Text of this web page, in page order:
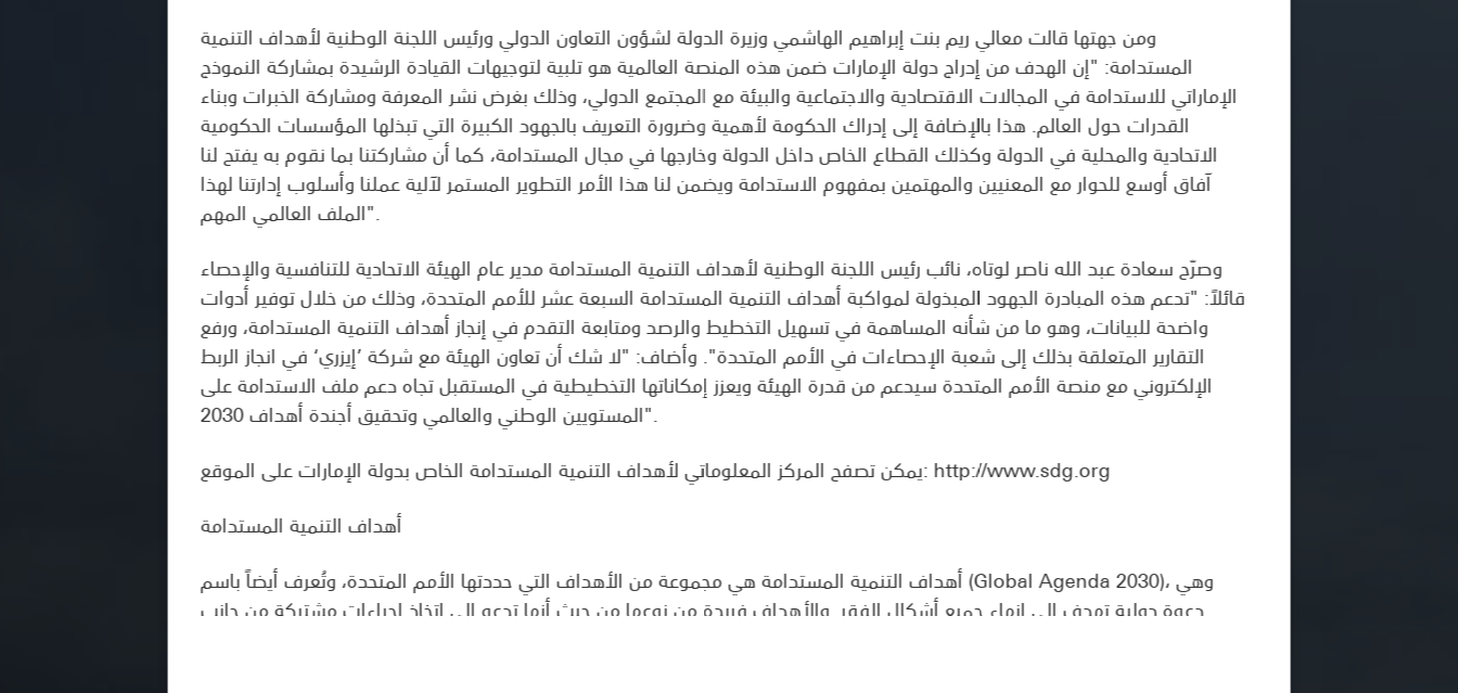
ومن جهتها قالت معالي ريم بنت إبراهيم الهاشمي وزيرة الدولة لشؤون التعاون الدولي ورئيس اللجنة الوطنية لأهداف التنمية
المستدامة: "إن الهدف من إدراج دولة الإمارات ضمن هذه المنصة العالمية هو تلبية لتوجيهات القيادة الرشيدة بمشاركة النموذج
الإماراتي للاستدامة في المجالات الاقتصادية والاجتماعية والبيئة مع المجتمع الدولي، وذلك بغرض نشر المعرفة ومشاركة الخبرات وبناء
القدرات حول العالم. هذا بالإضافة إلى إدراك الحكومة لأهمية وضرورة التعريف بالجهود الكبيرة التي تبذلها المؤسسات الحكومية
الاتحادية والمحلية في الدولة وكذلك القطاع الخاص داخل الدولة وخارجها في مجال المستدامة، كما أن مشاركتنا بما نقوم به يفتح لنا
آفاق أوسع للحوار مع المعنيين والمهتمين بمفهوم الاستدامة ويضمن لنا هذا الأمر التطوير المستمر لآلية عملنا وأسلوب إدارتنا لهذا
الملف العالمي المهم".
وصرّح سعادة عبد الله ناصر لوتاه، نائب رئيس اللجنة الوطنية لأهداف التنمية المستدامة مدير عام الهيئة الاتحادية للتنافسية والإحصاء
قائلاً: "تدعم هذه المبادرة الجهود المبذولة لمواكبة أهداف التنمية المستدامة السبعة عشر للأمم المتحدة، وذلك من خلال توفير أدوات
واضحة للبيانات، وهو ما من شأنه المساهمة في تسهيل التخطيط والرصد ومتابعة التقدم في إنجاز أهداف التنمية المستدامة، ورفع
التقارير المتعلقة بذلك إلى شعبة الإحصاءات في الأمم المتحدة". وأضاف: "لا شك أن تعاون الهيئة مع شركة ’إيزري‘ في انجاز الربط
الإلكتروني مع منصة الأمم المتحدة سيدعم من قدرة الهيئة ويعزز إمكاناتها التخطيطية في المستقبل تجاه دعم ملف الاستدامة على
المستويين الوطني والعالمي وتحقيق أجندة أهداف 2030".
يمكن تصفح المركز المعلوماتي لأهداف التنمية المستدامة الخاص بدولة الإمارات على الموقع: http://www.sdg.org
أهداف التنمية المستدامة
أهداف التنمية المستدامة هي مجموعة من الأهداف التي حددتها الأمم المتحدة، وتُعرف أيضاً باسم (Global Agenda 2030)، وهي
دعوة دولية تهدف إلى إنهاء جميع أشكال الفقر. والأهداف فريدة من نوعها من حيث أنها تدعو إلى اتخاذ إجراءات مشتركة من جانب